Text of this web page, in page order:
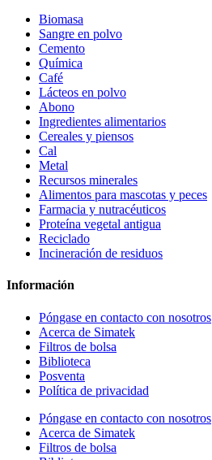
Biomasa
Sangre en polvo
Cemento
Química
Café
Lácteos en polvo
Abono
Ingredientes alimentarios
Cereales y piensos
Cal
Metal
Recursos minerales
Alimentos para mascotas y peces
Farmacia y nutracéuticos
Proteína vegetal antigua
Reciclado
Incineración de residuos
Información
Póngase en contacto con nosotros
Acerca de Simatek
Filtros de bolsa
Biblioteca
Posventa
Política de privacidad
Póngase en contacto con nosotros
Acerca de Simatek
Filtros de bolsa